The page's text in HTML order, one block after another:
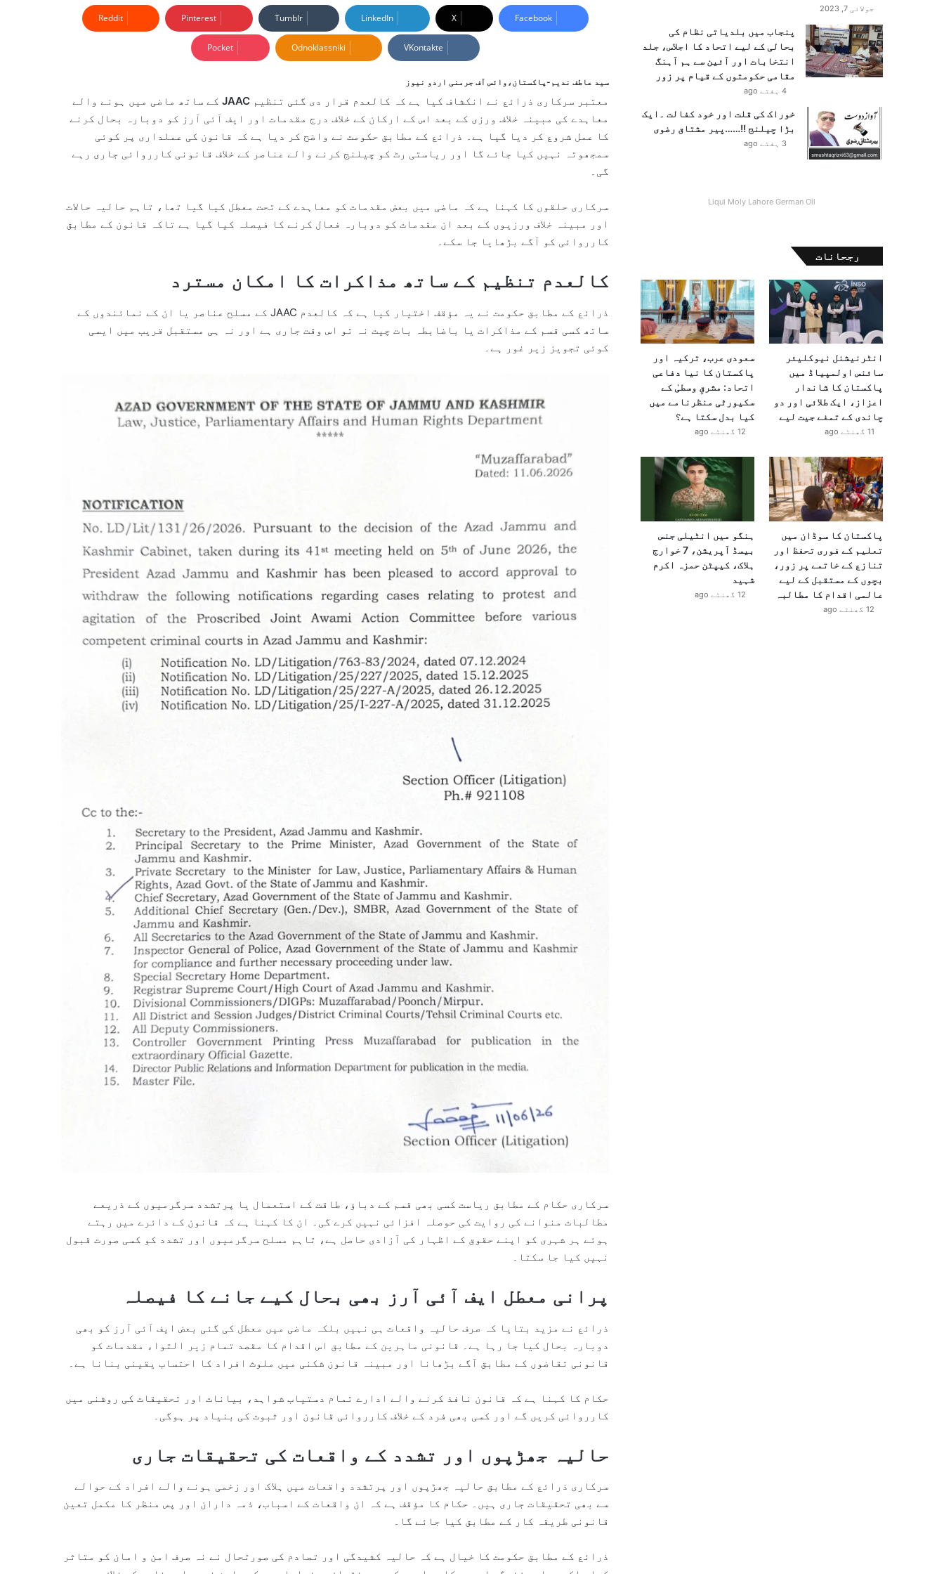
n
d
n
e
m
Facebook
X
LinkedIn
Tumblr
Pinterest
Reddit
VKontakte
Odnoklassniki
Pocket
سید عاطف ندیم-پاکستان،وائس آف جرمنی اردو نیوز
معتبر سرکاری ذرائع نے انکشاف کیا ہے کہ کالعدم قرار دی گئی تنظیم JAAC کے ساتھ ماضی میں ہونے والے
معاہدے کی مبینہ خلاف ورزی کے بعد اس کے ارکان کے خلاف درج مقدمات اور ایف آئی آرز کو دوبارہ بحال کرنے
کا عمل شروع کر دیا گیا ہے۔ ذرائع کے مطابق حکومت نے واضح کر دیا ہے کہ قانون کی عملداری پر کوئی
سمجھوتہ نہیں کیا جائے گا اور ریاستی رٹ کو چیلنج کرنے والے عناصر کے خلاف قانونی کارروائی جاری رہے
گی۔
سرکاری حلقوں کا کہنا ہے کہ ماضی میں بعض مقدمات کو معاہدے کے تحت معطل کیا گیا تھا، تاہم حالیہ حالات
اور مبینہ خلاف ورزیوں کے بعد ان مقدمات کو دوبارہ فعال کرنے کا فیصلہ کیا گیا ہے تاکہ قانون کے مطابق
کارروائی کو آگے بڑھایا جا سکے۔
کالعدم تنظیم کے ساتھ مذاکرات کا امکان مسترد
ذرائع کے مطابق حکومت نے یہ مؤقف اختیار کیا ہے کہ کالعدم JAAC کے مسلح عناصر یا ان کے نمائندوں کے
ساتھ کسی قسم کے مذاکرات یا باضابطہ بات چیت نہ تو اس وقت جاری ہے اور نہ ہی مستقبل قریب میں ایسی
کوئی تجویز زیر غور ہے۔
سرکاری حکام کے مطابق ریاست کسی بھی قسم کے دباؤ، طاقت کے استعمال یا پرتشدد سرگرمیوں کے ذریعے
مطالبات منوانے کی روایت کی حوصلہ افزائی نہیں کرے گی۔ ان کا کہنا ہے کہ قانون کے دائرے میں رہتے
ہوئے ہر شہری کو اپنے حقوق کے اظہار کی آزادی حاصل ہے، تاہم مسلح سرگرمیوں اور تشدد کو کسی صورت قبول
نہیں کیا جا سکتا۔
پرانی معطل ایف آئی آرز بھی بحال کیے جانے کا فیصلہ
ذرائع نے مزید بتایا کہ صرف حالیہ واقعات ہی نہیں بلکہ ماضی میں معطل کی گئی بعض ایف آئی آرز کو بھی
دوبارہ بحال کیا جا رہا ہے۔ قانونی ماہرین کے مطابق اس اقدام کا مقصد تمام زیر التواء مقدمات کو
قانونی تقاضوں کے مطابق آگے بڑھانا اور مبینہ قانون شکنی میں ملوث افراد کا احتساب یقینی بنانا ہے۔
حکام کا کہنا ہے کہ قانون نافذ کرنے والے ادارے تمام دستیاب شواہد، بیانات اور تحقیقات کی روشنی میں
کارروائی کریں گے اور کسی بھی فرد کے خلاف کارروائی قانون اور ثبوت کی بنیاد پر ہوگی۔
حالیہ جھڑپوں اور تشدد کے واقعات کی تحقیقات جاری
سرکاری ذرائع کے مطابق حالیہ جھڑپوں اور پرتشدد واقعات میں ہلاک اور زخمی ہونے والے افراد کے حوالے
سے بھی تحقیقات جاری ہیں۔ حکام کا مؤقف ہے کہ ان واقعات کے اسباب، ذمہ داران اور پس منظر کا مکمل تعین
قانونی طریقہ کار کے مطابق کیا جائے گا۔
ذرائع کے مطابق حکومت کا خیال ہے کہ حالیہ کشیدگی اور تصادم کی صورتحال نے نہ صرف امن و امان کو متاثر
جولائی 7, 2023
پنجاب میں بلدیاتی نظام کی
بحالی کے لیے اتحاد کا اجلاس، جلد
انتخابات اور آئین سے ہم آہنگ
مقامی حکومتوں کے قیام پر زور
4 ہفتے ago
خوراک کی قلت اور خود کفالت ۔ایک
بڑا چیلنج !!……پیر مشتاق رضوی
3 ہفتے ago
Liqui Moly Lahore German Oil
رجحانات
انٹرنیشنل نیوکلیئر
سائنس اولمپیاڈ میں
پاکستان کا شاندار
اعزاز، ایک طلائی اور دو
چاندی کے تمغے جیت لیے
11 گھنٹے ago
سعودی عرب، ترکیہ اور
پاکستان کا نیا دفاعی
اتحاد: مشرقِ وسطیٰ کے
سکیورٹی منظرنامے میں
کیا بدل سکتا ہے؟
12 گھنٹے ago
پاکستان کا سوڈان میں
تعلیم کے فوری تحفظ اور
تنازع کے خاتمے پر زور،
بچوں کے مستقبل کے لیے
عالمی اقدام کا مطالبہ
12 گھنٹے ago
ہنگو میں انٹیلی جنس
بیسڈ آپریشن، 7 خوارج
ہلاک، کیپٹن حمزہ اکرم
شہید
12 گھنٹے ago